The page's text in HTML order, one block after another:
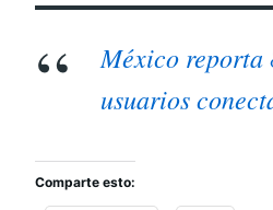
México reporta
usuarios
Comparte esto: